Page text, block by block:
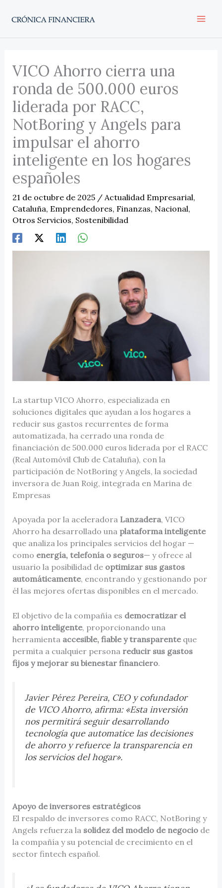
VICO Ahorro cierra una
ronda de 500.000 euros
liderada por RACC,
NotBoring y Angels para
impulsar el ahorro
inteligente en los hogares
españoles
21 de octubre de 2025 / Actualidad Empresarial,
Cataluña, Emprendedores, Finanzas, Nacional,
Otros Servicios, Sostenibilidad
La startup VICO Ahorro, especializada en
soluciones digitales que ayudan a los hogares a
reducir sus gastos recurrentes de forma
automatizada, ha cerrado una ronda de
financiación de 500.000 euros liderada por el RACC
(Real Automóvil Club de Cataluña), con la
participación de NotBoring y Angels, la sociedad
inversora de Juan Roig, integrada en Marina de
Empresas
Apoyada por la aceleradora Lanzadera, VICO
Ahorro ha desarrollado una plataforma inteligente
que analiza los principales servicios del hogar —
como energía, telefonía o seguros— y ofrece al
usuario la posibilidad de optimizar sus gastos
automáticamente, encontrando y gestionando por
él las mejores ofertas disponibles en el mercado.
El objetivo de la compañía es democratizar el
ahorro inteligente, proporcionando una
herramienta accesible, fiable y transparenteque
permita a cualquier persona reducir sus gastos
fijos y mejorar su bienestar financiero.
Javier Pérez Pereira, CEO y cofundador
de VICO Ahorro, afirma: «Esta inversión
nos permitirá seguir desarrollando
tecnología que automatice las decisiones
de ahorro y refuerce la transparencia en
los servicios del hogar».
Apoyo de inversores estratégicos
El respaldo de inversores como RACC, NotBoring y
Angels refuerza la solidez del modelo de negociode
la compañía y su potencial de crecimiento en el
sector fintech español.